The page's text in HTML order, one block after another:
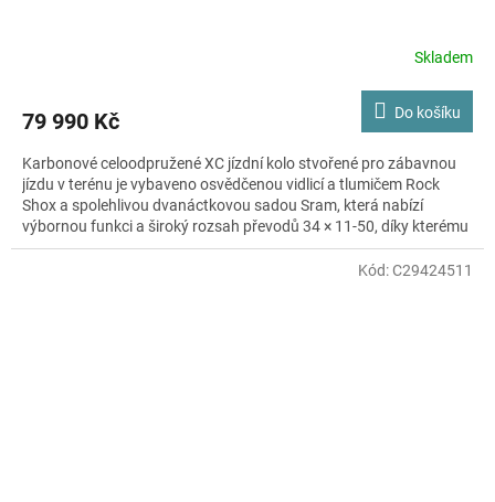
Skladem
79 990 Kč Do košíku
Karbonové celoodpružené XC jízdní kolo stvořené pro zábavnou
jízdu v terénu je vybaveno osvědčenou vidlicí a tlumičem Rock
Shox a spolehlivou dvanáctkovou sadou Sram, která nabízí
výbornou funkci a široký rozsah převodů 34 × 11-50, díky kterému
jednoduše zdoláte i nejstrmější stoupání. Ještě lepší absorpci
vibrací při průjezdu skrz nerovnosti terénu zajistí karbonová
Kód:C29424511